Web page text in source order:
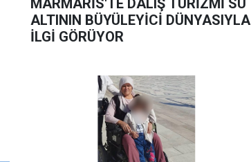
MARMARİS'TE DALIŞ TURİZMİ SU
ALTININ BÜYÜLEYİCİ DÜNYASIYLA
İLGİ GÖRÜYOR